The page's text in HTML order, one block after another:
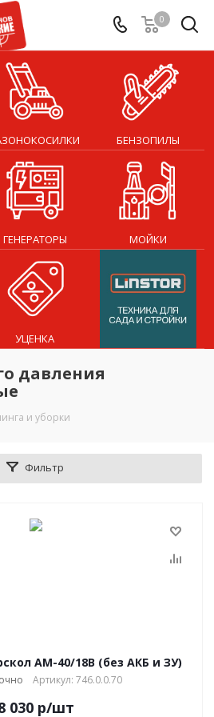
0
БЕНЗОПИЛЫ
ГЕНЕРАТОРЫ МОЙКИ
УЦЕНКА
давления
и уборки
Фильтр
АМ-40/18В (без АКБ и ЗУ)
Артикул: 746.0.0.70
030 р/шт